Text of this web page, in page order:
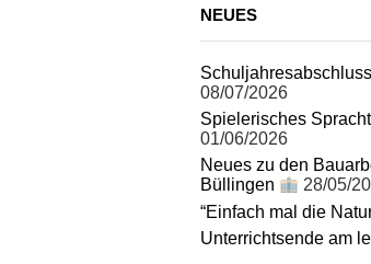
NEUES
08/07/2026
Spielerisches
01/06/2026
Neues zu den
Büllingen
28/05/
“Einfach mal die
Unterrichtsende am